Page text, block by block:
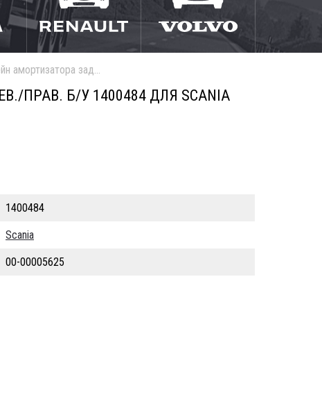
амортизатора задней оси верхн. лев./прав. б/у
ПРАВ. Б/У 1400484 ДЛЯ SCANIA
1400484
Scania
00-00005625